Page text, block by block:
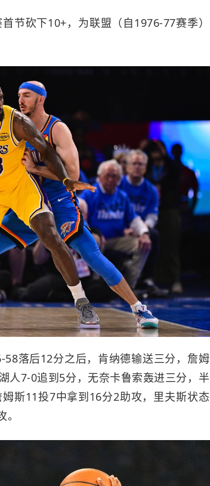
节砍下10+，为联盟（自1976-77赛季）
落后12分之后，肯纳德输送三分，詹姆
人7-0追到5分，无奈卡鲁索轰进三分，半
斯11投7中拿到16分2助攻，里夫斯状态